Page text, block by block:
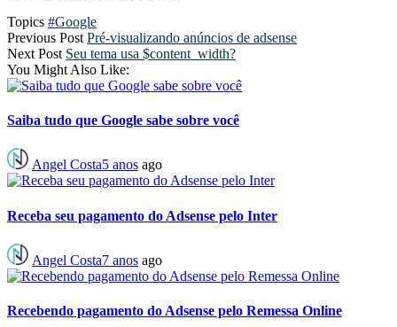
Topics #Google
Previous Post Pré-visualizando anúncios de adsense
Next Post Seu tema usa $content_width?
You Might Also Like:
Saiba tudo que Google sabe sobre você
Angel Costa5 anos ago
Receba seu pagamento do Adsense pelo Inter
Angel Costa7 anos ago
Recebendo pagamento do Adsense pelo Remessa Online